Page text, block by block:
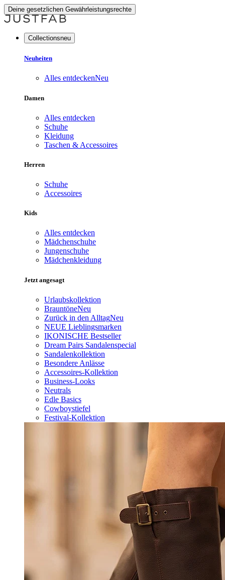
Deine gesetzlichen Gewährleistungsrechte
Collectionsneu
Neuheiten
Alles entdeckenNeu
Damen
Alles entdecken
Schuhe
Kleidung
Taschen & Accessoires
Herren
Schuhe
Accessoires
Kids
Alles entdecken
Mädchenschuhe
Jungenschuhe
Mädchenkleidung
Jetzt angesagt
Urlaubskollektion
BrauntöneNeu
Zurück in den AlltagNeu
NEUE Lieblingsmarken
IKONISCHE Bestseller
Dream Pairs Sandalenspecial
Sandalenkollektion
Besondere Anlässe
Accessoires-Kollektion
Business-Looks
Neutrals
Edle Basics
Cowboystiefel
Festival-Kollektion